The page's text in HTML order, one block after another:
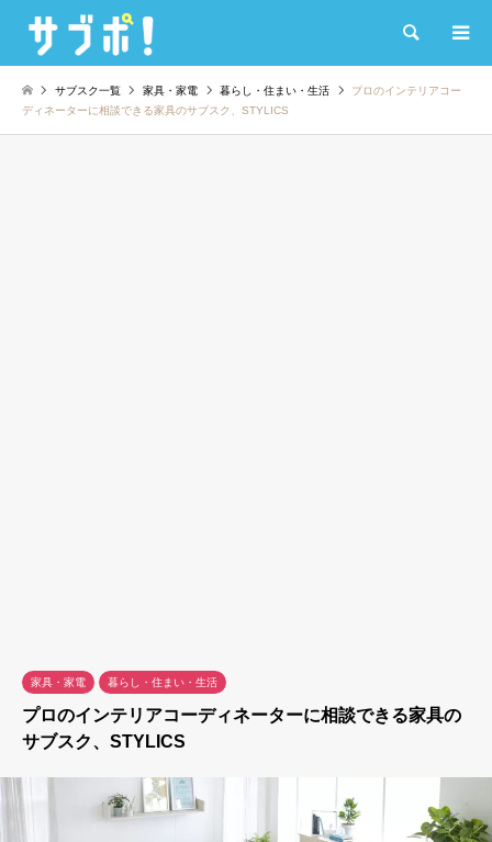
検索
サブスク一覧 家具・家電 暮らし・住まい・生活
プロのインテリアコー
ディネーターに相談できる家具のサブスク、STYLICS
家具・家電 暮らし・住まい・生活
プロのインテリアコーディネーターに相談できる家具の
サブスク、STYLICS